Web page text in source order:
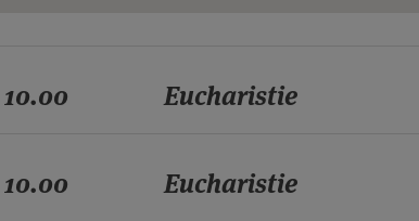
10.00 Eucharistie
10.00 Eucharistie